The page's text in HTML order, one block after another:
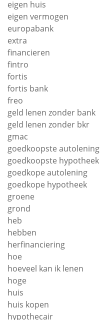
eigen huis
eigen vermogen
europabank
extra
financieren
fintro
fortis
fortis bank
freo
geld lenen zonder bank
geld lenen zonder bkr
gmac
goedkoopste autolening
goedkoopste hypotheek
goedkope autolening
goedkope hypotheek
groene
grond
heb
hebben
herfinanciering
hoe
hoeveel kan ik lenen
hoge
huis
huis kopen
hypothecair